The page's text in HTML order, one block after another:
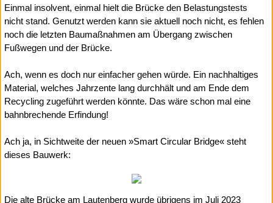
Einmal insolvent, einmal hielt die Brücke den Belastungstests
nicht stand. Genutzt werden kann sie aktuell noch nicht, es fehlen
noch die letzten Baumaßnahmen am Übergang zwischen
Fußwegen und der Brücke.
Ach, wenn es doch nur einfacher gehen würde. Ein nachhaltiges
Material, welches Jahrzente lang durchhält und am Ende dem
Recycling zugeführt werden könnte. Das wäre schon mal eine
bahnbrechende Erfindung!
Ach ja, in Sichtweite der neuen »Smart Circular Bridge« steht
dieses Bauwerk:
Die alte Brücke am Lautenberg wurde übrigens im Juli 2023